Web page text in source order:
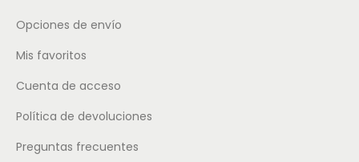
Opciones de envío
Mis favoritos
Cuenta de acceso
Política de devoluciones
Preguntas frecuentes